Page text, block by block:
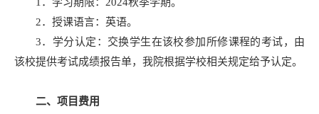
2．授课语言：英语。
3．学分认定：交换学生在该校参加所修课程的考试，由
该校提供考试成绩报告单，我院根据学校相关规定给予认定。
二、项目费用